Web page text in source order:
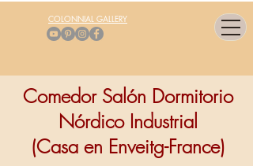
COLONNIAL GALLERY
Comedor Salón Dormitorio
Nórdico Industrial
(Casa en Enveitg-France)